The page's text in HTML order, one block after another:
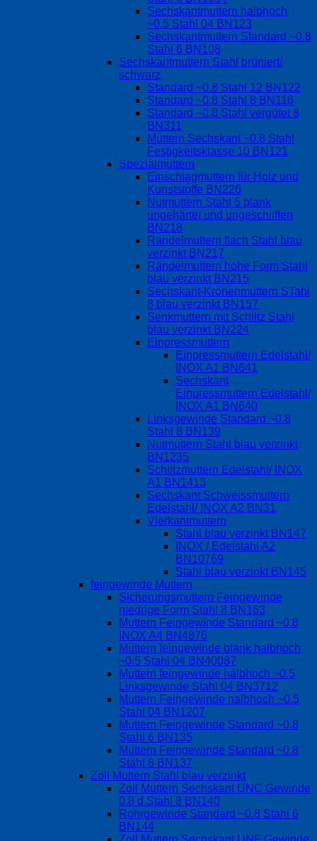
Sechskantmuttern halbhoch
~0.5 Stahl 04 BN123
Sechskantmuttern Standard ~0.8
Stahl 6 BN108
Sechskantmuttern Stahl brüniert/
schwarz
Standard ~0.8 Stahl 12 BN122
Standard ~0.8 Stahl 8 BN116
Standard ~0.8 Stahl vergütet 8
BN311
Muttern Sechskant ~0.8 Stahl
Festigkeitsklasse 10 BN121
Spezialmuttern
Einschlagmuttern für Holz und
Kunststoffe BN226
Nutmuttern Stahl 5 blank
ungehärtet und ungeschliffen
BN218
Rändelmuttern flach Stahl blau
verzinkt BN217
Rändelmuttern hohe Form Stahl
blau verzinkt BN215
Sechskant-Kronenmuttern STahl
8 blau verzinkt BN157
Senkmuttern mit Schlitz Stahl
blau verzinkt BN224
Einpressmuttern
Einpressmuttern Edelstahl/
INOX A1 BN641
Sechskant
Einpressmuttern Edelstahl/
INOX A1 BN640
Linksgewinde Standard ~0.8
Stahl 8 BN139
Nutmuttern Stahl blau verzinkt
BN1235
Schlitzmuttern Edelstahl/ INOX
A1 BN1413
Sechskant Schweissmuttern
Edelstahl/ INOX A2 BN31
Vierkantmuttern
Stahl blau verzinkt BN147
INOX / Edelstahl A2
BN10769
Stahl blau verzinkt BN145
feingewinde Muttern
Sicherungsmuttern Feingewinde
niedrige Form Stahl 8 BN163
Muttern Feingewinde Standard ~0.8
INOX A4 BN4876
Muttern feingewinde blank halbhoch
~0.5 Stahl 04 BN40087
Muttern feingewinde halbhoch ~0.5
Linksgewinde Stahl 04 BN3712
Muttern Feingewinde halbhoch ~0.5
Stahl 04 BN1207
Muttern Feingewinde Standard ~0.8
Stahl 6 BN135
Muttern Feingewinde Standard ~0.8
Stahl 8 BN137
Zoll Muttern Stahl blau verzinkt
Zoll Muttern Sechskant UNC Gewinde
0.8 d Stahl 8 BN140
Rohrgewinde Standard ~0.8 Stahl 6
BN144